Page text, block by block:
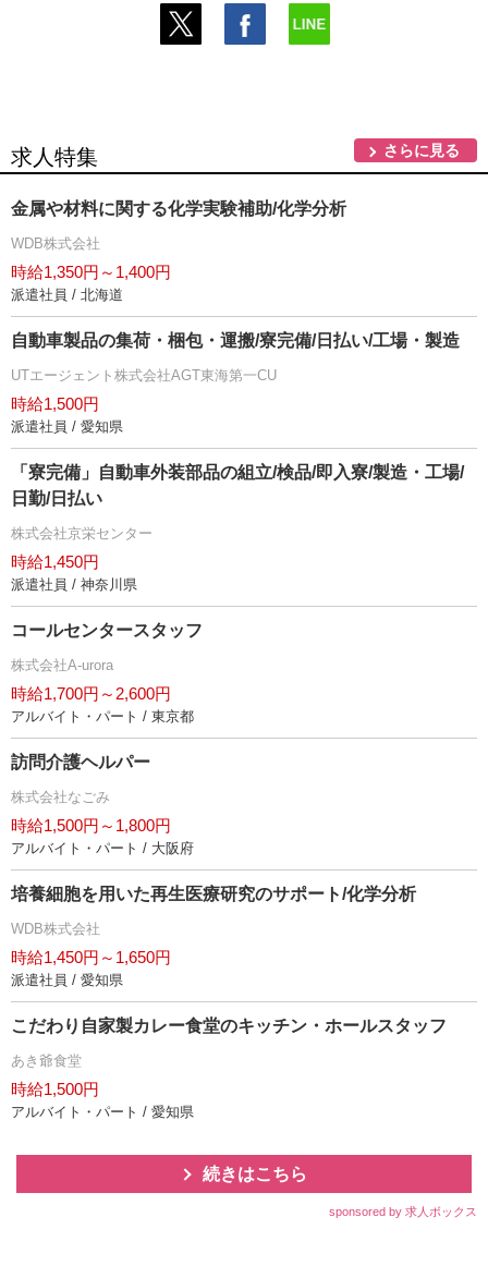
求人特集 さらに見る
金属や材料に関する化学実験補助/化学分析
WDB株式会社
時給1,350円～1,400円
派遣社員 / 北海道
自動車製品の集荷・梱包・運搬/寮完備/日払い/工場・製造
UTエージェント株式会社AGT東海第一CU
時給1,500円
派遣社員 / 愛知県
「寮完備」自動車外装部品の組立/検品/即入寮/製造・工場/
日勤/日払い
株式会社京栄センター
時給1,450円
派遣社員 / 神奈川県
コールセンタースタッフ
株式会社A-urora
時給1,700円～2,600円
アルバイト・パート / 東京都
訪問介護ヘルパー
株式会社なごみ
時給1,500円～1,800円
アルバイト・パート / 大阪府
培養細胞を用いた再生医療研究のサポート/化学分析
WDB株式会社
時給1,450円～1,650円
派遣社員 / 愛知県
こだわり自家製カレー食堂のキッチン・ホールスタッフ
あき爺食堂
時給1,500円
アルバイト・パート / 愛知県
続きはこちら
sponsored by 求人ボックス